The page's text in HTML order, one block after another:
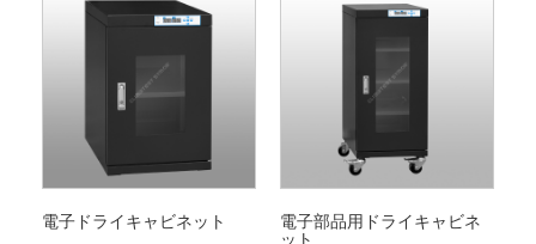
電子ドライキャビネット
電子部品用ドライキャビネ
ット